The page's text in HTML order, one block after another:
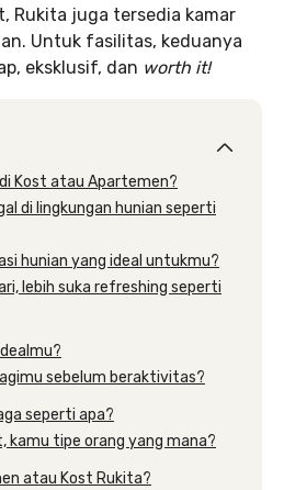
Rukita juga tersedia kamar
Untuk fasilitas, keduanya
eksklusif, dan worth it!
Kost atau Apartemen?
di lingkungan hunian seperti
hunian yang ideal untukmu?
lebih suka refreshing seperti
sebelum beraktivitas?
seperti apa?
kamu tipe orang yang mana?
atau Kost Rukita?